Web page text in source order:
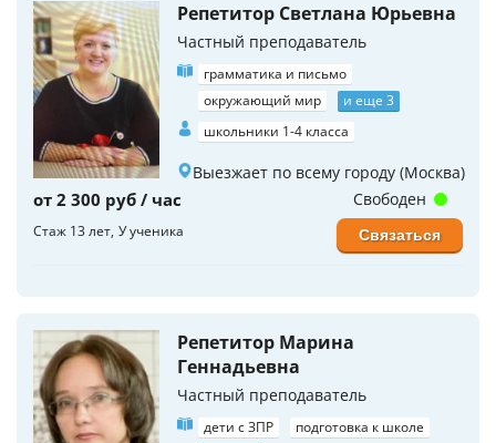
Репетитор Светлана Юрьевна
Частный преподаватель
грамматика и письмо
окружающий мир
и еще 3
школьники 1-4 класса
Выезжает по всему городу (Москва)
от 2 300 руб / час
Стаж 13 лет У ученика
Свободен
Связаться
Репетитор Марина
Геннадьевна
Частный преподаватель
дети с ЗПР
подготовка к школе